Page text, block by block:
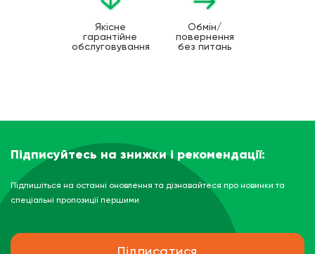
Якісне
гарантійне
обслуговування
Обмін/
повернення
без питань
Підписуйтесь на знижки і рекомендації:
Підпишіться на останні оновлення та дізнавайтеся про новинки та
спеціальні пропозиції першими